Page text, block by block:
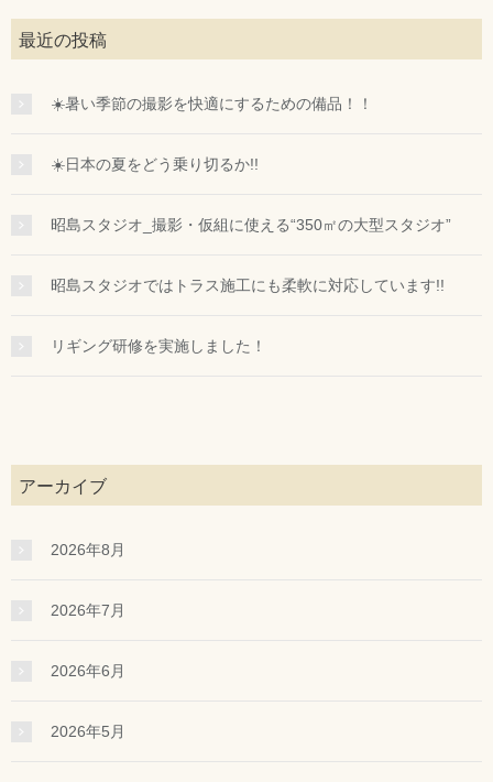
最近の投稿
☀️暑い季節の撮影を快適にするための備品！！
☀️日本の夏をどう乗り切るか!!
昭島スタジオ_撮影・仮組に使える“350㎡の大型スタジオ”
昭島スタジオではトラス施工にも柔軟に対応しています!!
リギング研修を実施しました！
アーカイブ
2026年8月
2026年7月
2026年6月
2026年5月